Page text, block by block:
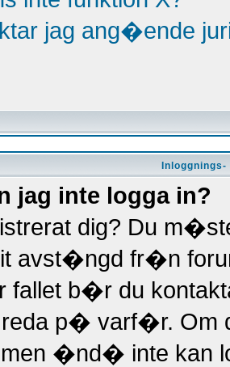
jag ang�ende
jag inte logga in?
dig? Du
avst�ngd fr�n
b�r du
p� varf�r. Om
�nd� inte kan